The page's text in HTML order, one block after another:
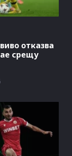
отказва
срещу